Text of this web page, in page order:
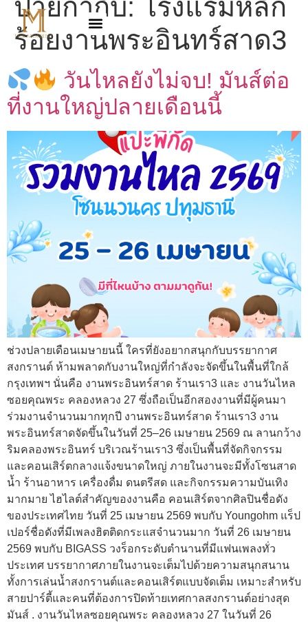
ป้ายกำกับ: โรงแรมหลัก
ร้อยงานพระอินทร์สาด3
วันไหลยังไม่จบ! มันส์ต่อ
ที่งานใหญ่ปลายเดือนนี้
ช่วงปลายเดือนเมษายนนี้ ใครที่ยังอยากสนุกกับบรรยากาศ
สงกรานต์ ห้ามพลาดกับงานใหญ่ที่กำลังจะจัดขึ้นในพื้นที่ใกล้
กรุงเทพฯ นั่นคือ งานพระอินทร์สาด ร้านเรา3 และ งานวันไหล
ซอยคุณพระ คลองหลวง 27 ซึ่งถือเป็นอีกสองงานที่มีผู้คนมา
ร่วมงานจำนวนมากทุกปี งานพระอินทร์สาด ร้านเรา3 งาน
พระอินทร์สาดจัดขึ้นในวันที่ 25–26 เมษายน 2569 ณ ลานกว้าง
ริมคลองพระอินทร์ บริเวณร้านเรา3 ซึ่งเป็นพื้นที่จัดกิจกรรม
และคอนเสิร์ตกลางแจ้งขนาดใหญ่ ภายในงานจะมีทั้งโซนสาด
น้ำ ร้านอาหาร เครื่องดื่ม ดนตรีสด และกิจกรรมความบันเทิง
มากมาย ไฮไลต์สำคัญของงานคือ คอนเสิร์ตจากศิลปินชื่อดัง
ของประเทศไทย วันที่ 25 เมษายน 2569 พบกับ Youngohm แร็ป
เปอร์ชื่อดังที่มีเพลงฮิตติดกระแสจำนวนมาก วันที่ 26 เมษายน
2569 พบกับ BIGASS วงร็อกระดับตำนานที่มีแฟนเพลงทั่ว
ประเทศ บรรยากาศภายในงานจะเต็มไปด้วยความสนุกสนาน
ทั้งการเล่นน้ำสงกรานต์และคอนเสิร์ตแบบจัดเต็ม เหมาะสำหรับ
สายปาร์ตี้และคนที่ต้องการปิดท้ายเทศกาลสงกรานต์อย่างสุด
มันส์ . งานวันไหลซอยคุณพระ คลองหลวง 27 ในวันที่ 26